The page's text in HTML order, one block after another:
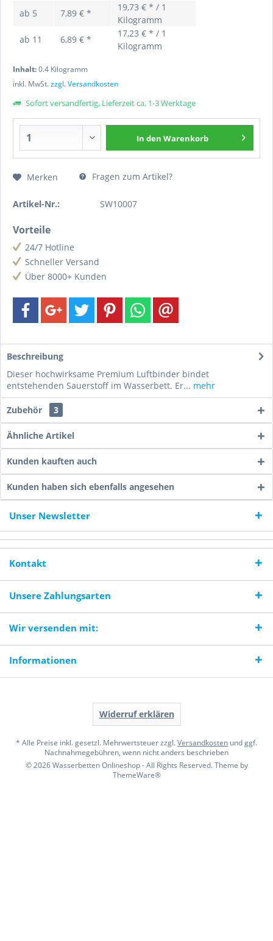
ab 5 7,89 € *
19,73 € * / 1
Kilogramm
ab 11 6,89 € *
17,23 € * / 1
Kilogramm
Inhalt:0.4 Kilogramm
inkl. MwSt.zzgl. Versandkosten
Sofort versandfertig, Lieferzeit ca. 1-3 Werktage
In den Warenkorb
Merken Fragen zum Artikel?
Artikel-Nr.: SW10007
Vorteile
24/7 Hotline
Schneller Versand
Über 8000+ Kunden
Beschreibung
Dieser hochwirksame Premium Luftbinder bindet
entstehenden Sauerstoff im Wasserbett. Er... mehr
Zubehör 3
Ähnliche Artikel
Kunden kauften auch
Kunden haben sich ebenfalls angesehen
Unser Newsletter
Kontakt
Unsere Zahlungsarten
Wir versenden mit:
Informationen
Widerruf erklären
* Alle Preise inkl. gesetzl. Mehrwertsteuer zzgl.Versandkosten und ggf.
Nachnahmegebühren, wenn nicht anders beschrieben
© 2026 Wasserbetten Onlineshop - All Rights Reserved. Theme by
ThemeWare®